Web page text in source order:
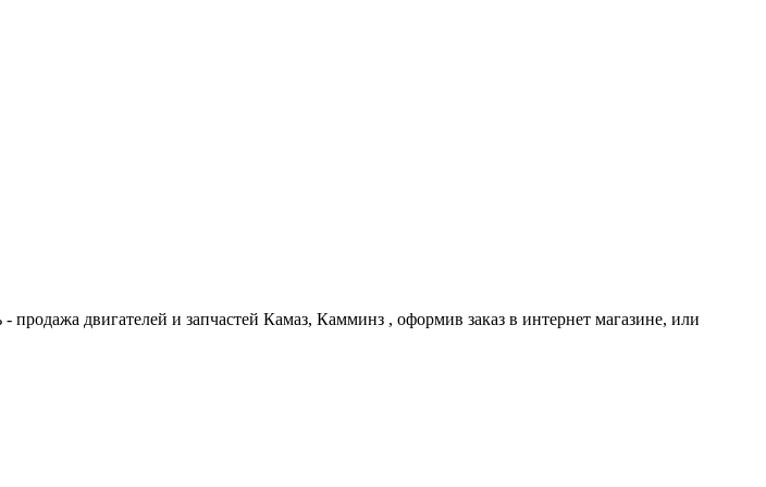
двигателей и запчастей Камаз, Камминз , оформив заказ в интернет магазине, или